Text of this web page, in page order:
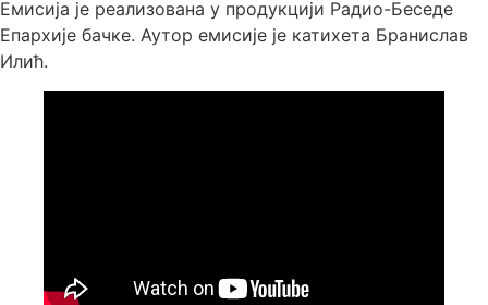
Емисија је реализована у продукцији Радио-Беседе
Епархије бачке. Аутор емисије је катихета Бранислав
Илић.